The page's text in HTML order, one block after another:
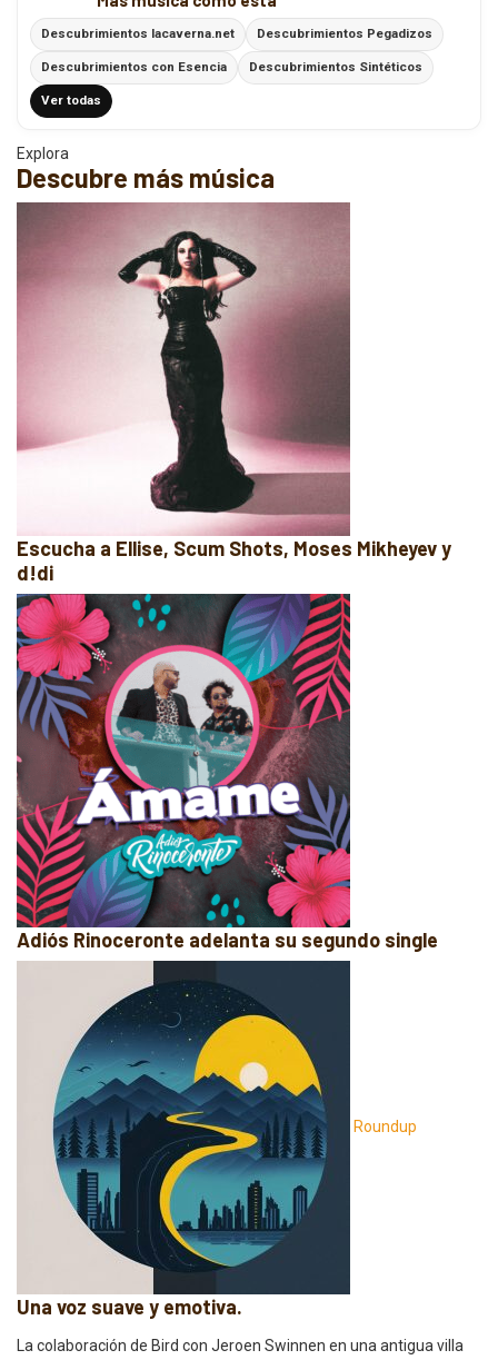
Descubrimientos lacaverna.net Descubrimientos Pegadizos
Descubrimientos con Esencia Descubrimientos Sintéticos
Ver todas
Explora
Descubre más música
Escucha a Ellise, Scum Shots, Moses Mikheyev y
d!di
Adiós Rinoceronte adelanta su segundo single
Roundup
Una voz suave y emotiva.
La colaboración de Bird con Jeroen Swinnen en una antigua villa